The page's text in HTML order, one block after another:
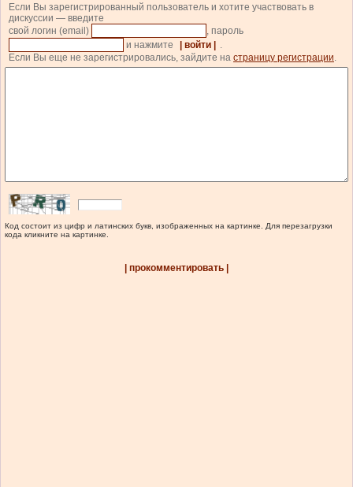
Если Вы зарегистрированный пользователь и хотите участвовать в
дискуссии — введите
свой логин (email)
, пароль
и нажмите
| войти | .
Если Вы еще не зарегистрировались, зайдите на страницу регистрации.
Код состоит из цифр и латинских букв, изображенных на картинке. Для перезагрузки
кода кликните на картинке.
| прокомментировать |